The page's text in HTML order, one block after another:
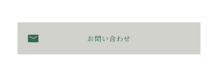
お問い合わせ